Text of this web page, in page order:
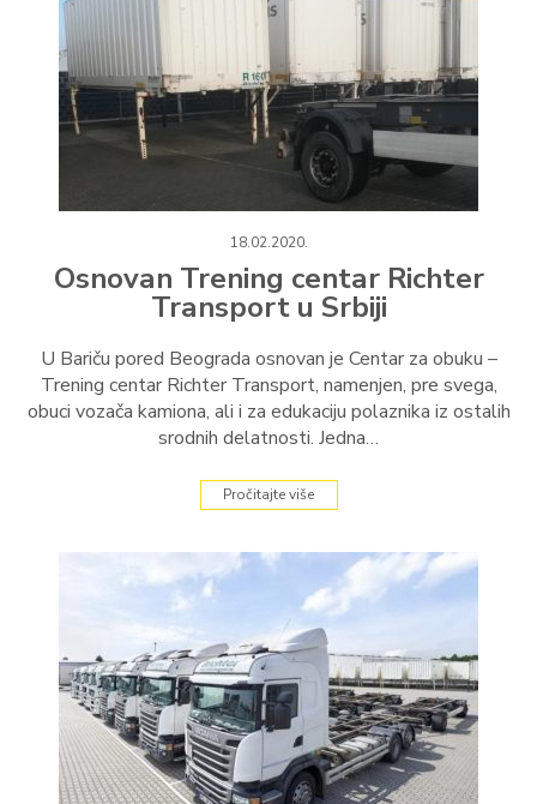
18.02.2020.
Osnovan Trening centar Richter
Transport u Srbiji
U Bariču pored Beograda osnovan je Centar za obuku –
Trening centar Richter Transport, namenjen, pre svega,
obuci vozača kamiona, ali i za edukaciju polaznika iz ostalih
srodnih delatnosti. Jedna…
Pročitajte više